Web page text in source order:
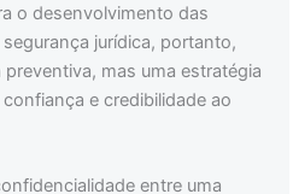
o desenvolvimento das
jurídica, portanto,
mas uma estratégia
e credibilidade ao
entre uma